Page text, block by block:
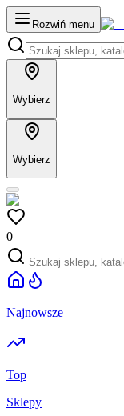
Rozwiń menu
Wybierz
Wybierz
0
Najnowsze
Top
Sklepy